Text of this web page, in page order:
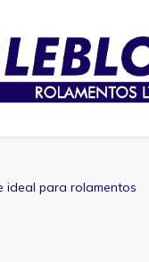
ideal para rolamentos